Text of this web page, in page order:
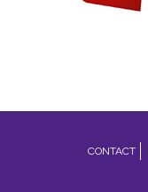
FooterCONTACT